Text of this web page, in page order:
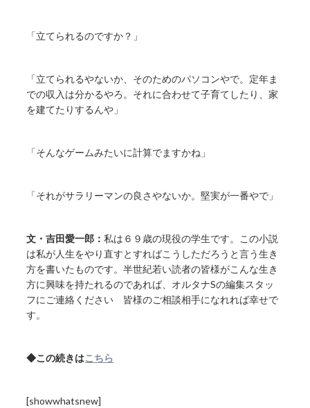
「立てられるのですか？」
「立てられるやないか、そのためのパソコンやで。定年ま
での収入は分かるやろ。それに合わせて子育てしたり、家
を建てたりするんや」
「そんなゲームみたいに計算でますかね」
「それがサラリーマンの良さやないか。堅実が一番やで」
文・吉田愛一郎：私は６９歳の現役の学生です。この小説
は私が人生をやり直すとすればこうしただろうと言う生き
方を書いたものです。半世紀若い読者の皆様がこんな生き
方に興味を持たれるのであれば、オルタナSの編集スタッ
フにご連絡ください 皆様のご相談相手になれれば幸せで
す。
◆この続きはこちら
[showwhatsnew]